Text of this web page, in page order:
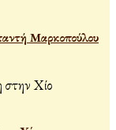
Μαρκοπούλου